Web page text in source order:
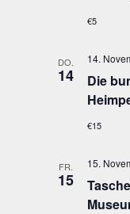
€5
DO.
14
Die
14.
€15
FR.
15
15.